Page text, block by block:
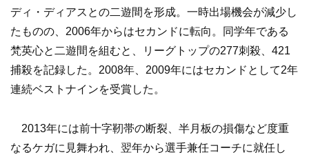
ディ・ディアスとの二遊間を形成。一時出場機会が減少し
たものの、2006年からはセカンドに転向。同学年である
梵英心と二遊間を組むと、リーグトップの277刺殺、421
捕殺を記録した。2008年、2009年にはセカンドとして2年
連続ベストナインを受賞した。
2013年には前十字靭帯の断裂、半月板の損傷など度重
なるケガに見舞われ、翌年から選手兼任コーチに就任し